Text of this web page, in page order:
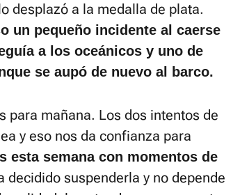
desplazó a la medalla de plata.
un pequeño incidente al caerse
a los oceánicos y uno de
se aupó de nuevo al barco.
para mañana. Los dos intentos de
y eso nos da confianza para
esta semana con momentos de
decidido suspenderla y no depende